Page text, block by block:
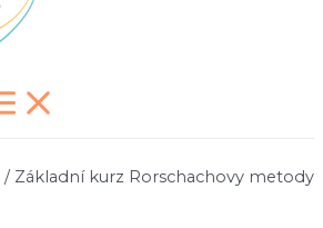
/ Základní kurz Rorschachovy metody